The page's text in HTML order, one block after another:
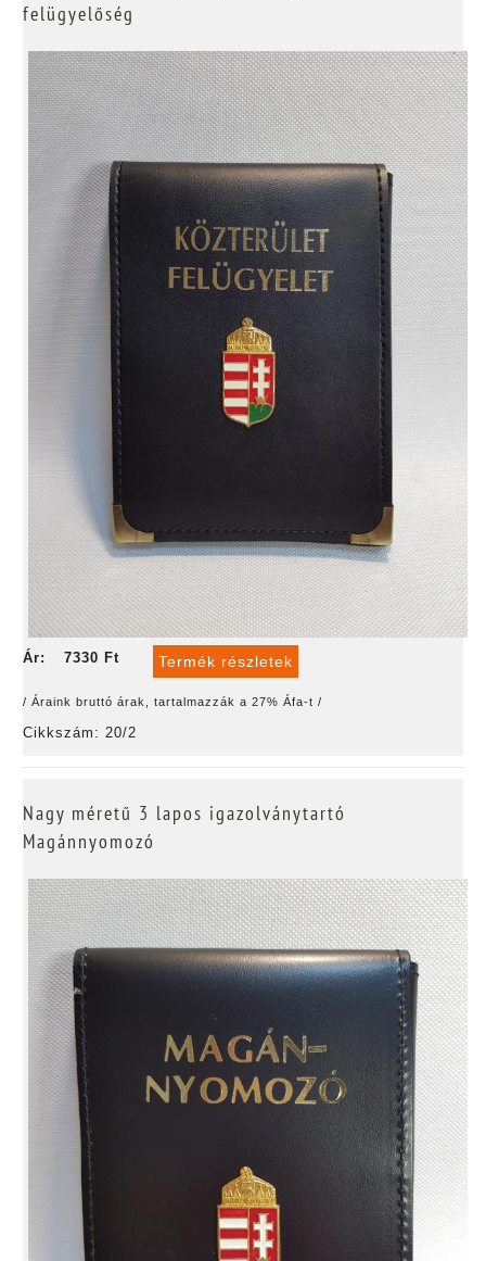
felügyelőség
Ár: 7330 Ft Termék részletek
/ Áraink bruttó árak, tartalmazzák a 27% Áfa-t /
Cikkszám: 20/2
Nagy méretű 3 lapos igazolványtartó
Magánnyomozó